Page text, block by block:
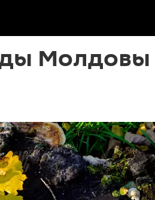
Молдовы